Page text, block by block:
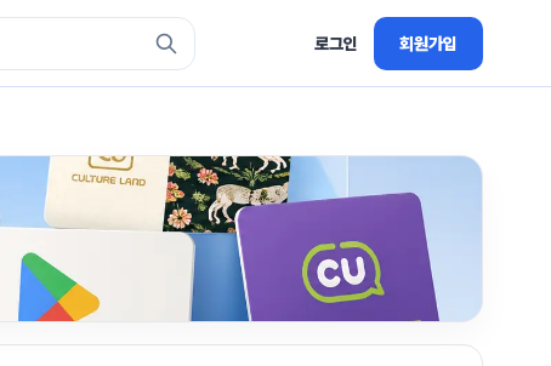
로그인 회원가입